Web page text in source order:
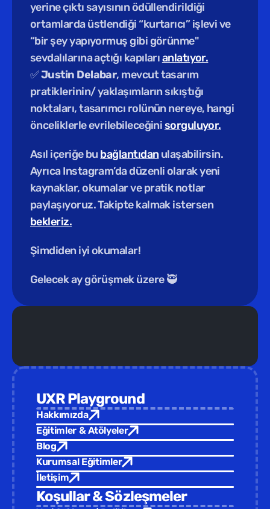
UXR Playground
Hakkımızda
Eğitimler & Atölyeler
Blog
Kurumsal Eğitimler
İletişim
Koşullar & Sözleşmeler
yerine çıktı sayısının ödüllendirildiği
ortamlarda üstlendiği “kurtarıcı” işlevi ve
“bir şey yapıyormuş gibi görünme"
sevdalılarına açtığı kapıları anlatıyor.
✅ Justin Delabar, mevcut tasarım
pratiklerinin/ yaklaşımların sıkıştığı
noktaları, tasarımcı rolünün nereye, hangi
önceliklerle evrilebileceğini sorguluyor.
Asıl içeriğe bu bağlantıdan ulaşabilirsin.
Ayrıca Instagram’da düzenli olarak yeni
kaynaklar, okumalar ve pratik notlar
paylaşıyoruz. Takipte kalmak istersen
bekleriz.
Şimdiden iyi okumalar!
Gelecek ay görüşmek üzere 🥷